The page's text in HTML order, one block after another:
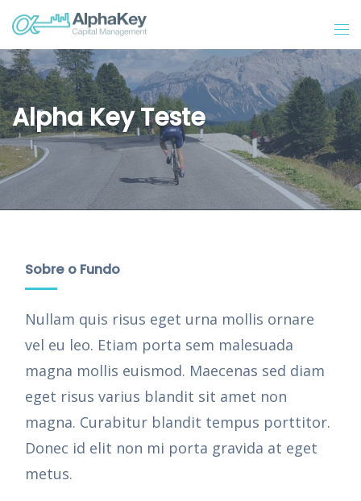
Alpha Key Teste
Sobre o Fundo
Nullam quis risus eget urna mollis ornare
vel eu leo. Etiam porta sem malesuada
magna mollis euismod. Maecenas sed diam
eget risus varius blandit sit amet non
magna. Curabitur blandit tempus porttitor.
Donec id elit non mi porta gravida at eget
metus.